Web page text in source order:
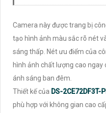
Camera này được trang bị
tạo hình ảnh màu sắc rõ nét
sáng thấp. Nét ưu điểm của
hình ảnh chất lượng cao ngay
ánh sáng ban đêm.
Thiết kế của DS-2CE72DF3T-
phù hợp với không gian cao